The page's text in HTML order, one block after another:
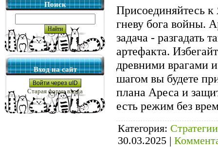
Поиск
Вход на сайт
Войти через uID
Старая форма входа
Присоединяйтесь
гневу бога войны.
задача - разгадать
артефакта.
древними врагами
шагом вы будете
плана Ареса и
есть режим без
Категория: Стратегии
30.03.2025 |